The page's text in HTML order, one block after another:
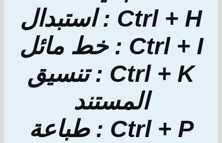
Ctrl + H : استبدال
Ctrl + I : خط مائل
Ctrl + K : تنسيق
المستند
Ctrl + P : طباعة